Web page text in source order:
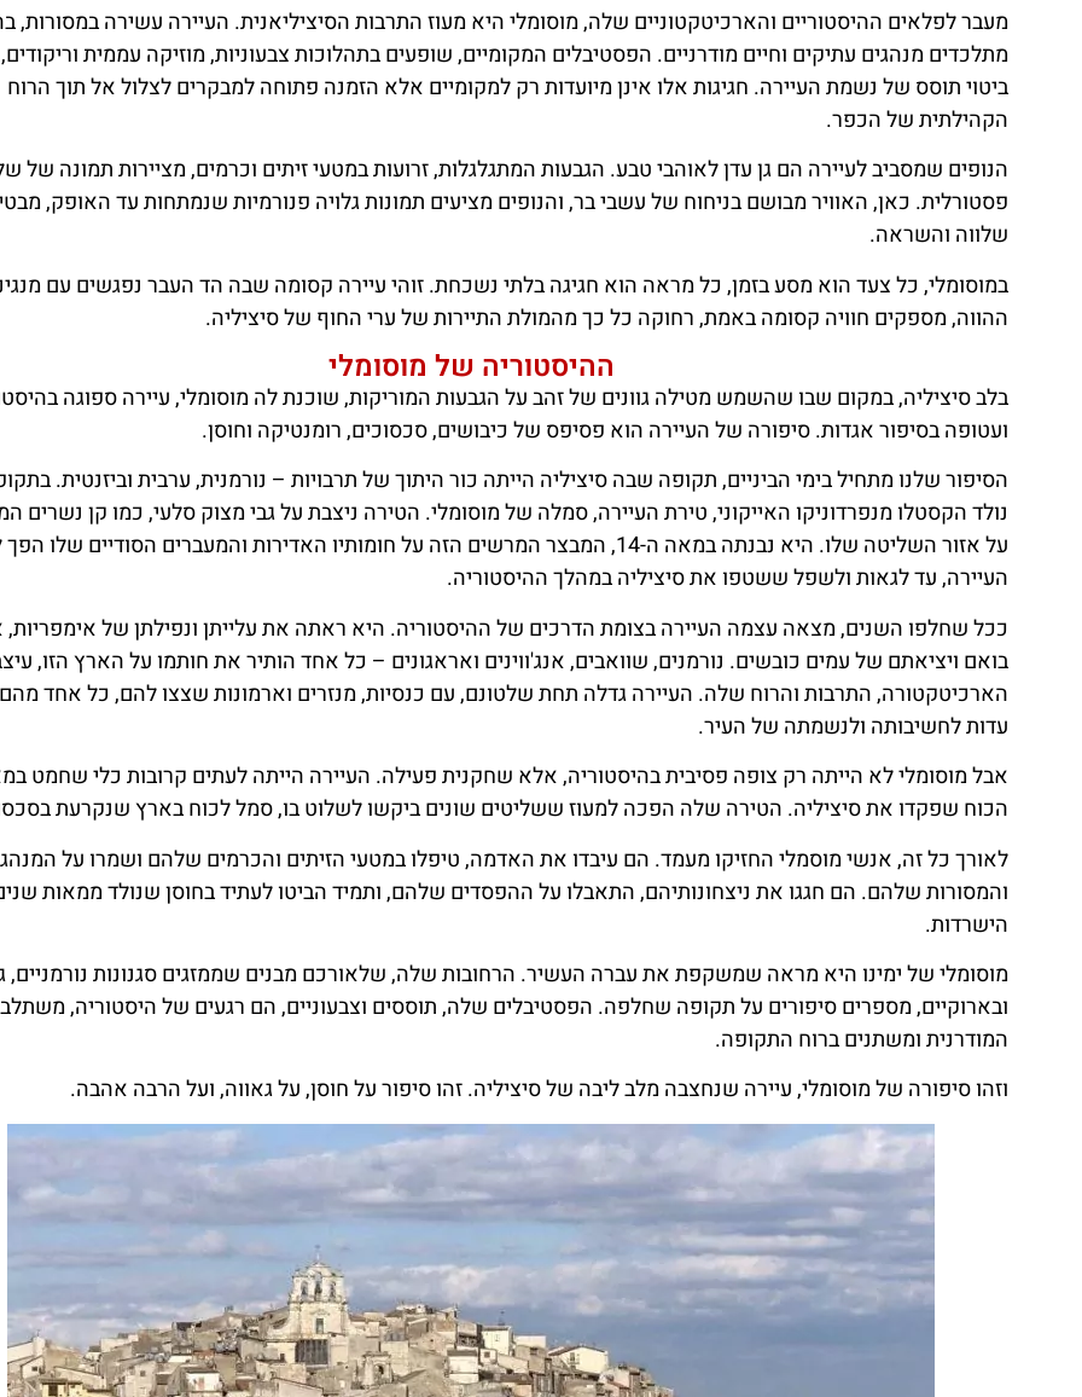
מעבר לפלאים ההיסטוריים והארכיטקטוניים שלה, מוסומלי היא מעוז התרבות הסיציליאנית. העיירה עשירה במסורות,
מתלכדים מנהגים עתיקים וחיים מודרניים. הפסטיבלים המקומיים, שופעים בתהלוכות צבעוניות, מוזיקה עממית
ביטוי תוסס של נשמת העיירה. חגיגות אלו אינן מיועדות רק למקומיים אלא הזמנה פתוחה למבקרים לצלול אל תוך הרוח
הקהילתית של הכפר.
הנופים שמסביב לעיירה הם גן עדן לאוהבי טבע. הגבעות המתגלגלות, זרועות במטעי זיתים וכרמים, מציירות תמונה של
פסטורלית. כאן, האוויר מבושם בניחוח של עשבי בר, והנופים מציעים תמונות גלויה פנורמיות שנמתחות עד האופק,
שלווה והשראה.
במוסומלי, כל צעד הוא מסע בזמן, כל מראה הוא חגיגה בלתי נשכחת. זוהי עיירה קסומה שבה הד העבר נפגשים עם
ההווה, מספקים חוויה קסומה באמת, רחוקה כל כך מהמולת התיירות של ערי החוף של סיציליה.
ההיסטוריה של מוסומלי
בלב סיציליה, במקום שבו שהשמש מטילה גוונים של זהב על הגבעות המוריקות, שוכנת לה מוסומלי, עיירה ספוגה
ועטופה בסיפור אגדות. סיפורה של העיירה הוא פסיפס של כיבושים, סכסוכים, רומנטיקה וחוסן.
הסיפור שלנו מתחיל בימי הביניים, תקופה שבה סיציליה הייתה כור היתוך של תרבויות – נורמנית, ערבית וביזנטית.
נולד הקסטלו מנפרדוניקו האייקוני, טירת העיירה, סמלה של מוסומלי. הטירה ניצבת על גבי מצוק סלעי, כמו קן נשרים
על אזור השליטה שלו. היא נבנתה במאה ה-14, המבצר המרשים הזה על חומותיו האדירות והמעברים הסודיים שלו
העיירה, עד לגאות ולשפל ששטפו את סיציליה במהלך ההיסטוריה.
ככל שחלפו השנים, מצאה עצמה העיירה בצומת הדרכים של ההיסטוריה. היא ראתה את עלייתן ונפילתן של
בואם ויציאתם של עמים כובשים. נורמנים, שוואבים, אנג'ווינים ואראגונים – כל אחד הותיר את חותמו על הארץ הזו,
הארכיטקטורה, התרבות והרוח שלה. העיירה גדלה תחת שלטונם, עם כנסיות, מנזרים וארמונות שצצו להם, כל אחד
עדות לחשיבותה ולנשמתה של העיר.
אבל מוסומלי לא הייתה רק צופה פסיבית בהיסטוריה, אלא שחקנית פעילה. העיירה הייתה לעתים קרובות כלי שחמט
הכוח שפקדו את סיציליה. הטירה שלה הפכה למעוז ששליטים שונים ביקשו לשלוט בו, סמל לכוח בארץ שנקרעת
לאורך כל זה, אנשי מוסמלי החזיקו מעמד. הם עיבדו את האדמה, טיפלו במטעי הזיתים והכרמים שלהם ושמרו על
והמסורות שלהם. הם חגגו את ניצחונותיהם, התאבלו על ההפסדים שלהם, ותמיד הביטו לעתיד בחוסן שנולד ממאות
הישרדות.
מוסומלי של ימינו היא מראה שמשקפת את עברה העשיר. הרחובות שלה, שלאורכם מבנים שממזגים סגנונות נורמניים,
ובארוקיים, מספרים סיפורים על תקופה שחלפה. הפסטיבלים שלה, תוססים וצבעוניים, הם רגעים של היסטוריה,
המודרנית ומשתנים ברוח התקופה.
וזהו סיפורה של מוסומלי, עיירה שנחצבה מלב ליבה של סיציליה. זהו סיפור על חוסן, על גאווה, ועל הרבה אהבה.